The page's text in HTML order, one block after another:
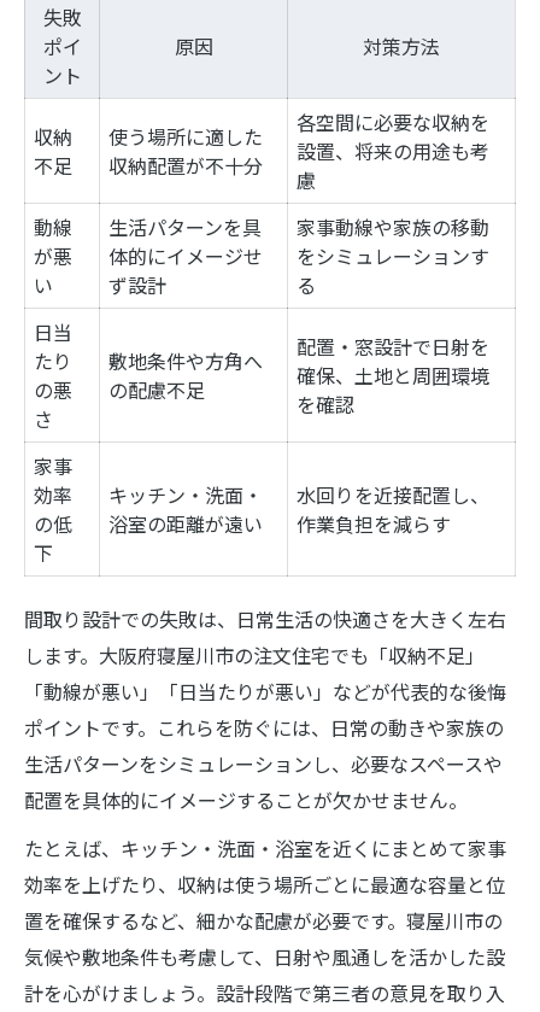
失敗
ポイ
ント
原因 対策方法
収納
不足
使う場所に適した
収納配置が不十分
各空間に必要な収納を
設置、将来の用途も考
慮
動線
が悪
い
生活パターンを具
体的にイメージせ
ず設計
家事動線や家族の移動
をシミュレーションす
る
日当
たり
の悪
さ
敷地条件や方角へ
の配慮不足
配置・窓設計で日射を
確保、土地と周囲環境
を確認
家事
効率
の低
下
キッチン・洗面・
浴室の距離が遠い
水回りを近接配置し、
作業負担を減らす
間取り設計での失敗は、日常生活の快適さを大きく左右
します。大阪府寝屋川市の注文住宅でも「収納不足」
「動線が悪い」「日当たりが悪い」などが代表的な後悔
ポイントです。これらを防ぐには、日常の動きや家族の
生活パターンをシミュレーションし、必要なスペースや
配置を具体的にイメージすることが欠かせません。
たとえば、キッチン・洗面・浴室を近くにまとめて家事
効率を上げたり、収納は使う場所ごとに最適な容量と位
置を確保するなど、細かな配慮が必要です。寝屋川市の
気候や敷地条件も考慮して、日射や風通しを活かした設
計を心がけましょう。設計段階で第三者の意見を取り入